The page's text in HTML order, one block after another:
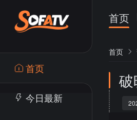
首页
今日最新
首页
首页